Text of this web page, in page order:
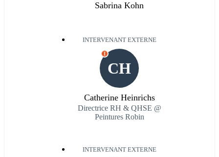
Sabrina Kohn
INTERVENANT EXTERNE
CH
I
Catherine Heinrichs
Directrice RH & QHSE @
Peintures Robin
INTERVENANT EXTERNE